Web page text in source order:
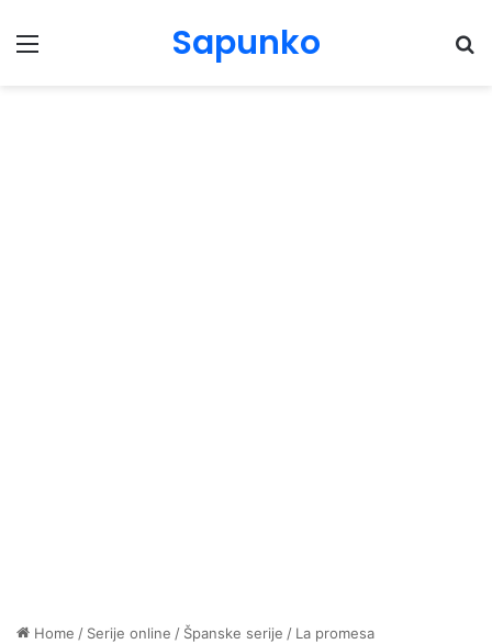
Menu Sapunko
Home / Serije online / Španske serije / La promesa